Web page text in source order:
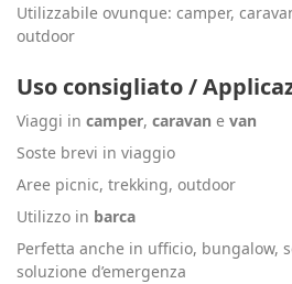
Utilizzabile ovunque: camper,
outdoor
Uso consigliato /
Viaggi in camper, caravan e van
Soste brevi in viaggio
Aree picnic, trekking, outdoor
Utilizzo in barca
Perfetta anche in ufficio, bungalow,
soluzione d’emergenza